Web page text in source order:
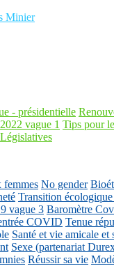
Minier
- présidentielle
vague 1 Tips pour
Législatives
femmes No gender
Transition
vague 3 Baromètre
COVID Tenue
Santé et vie amicale et
Sexe (partenariat
Réussir sa vie